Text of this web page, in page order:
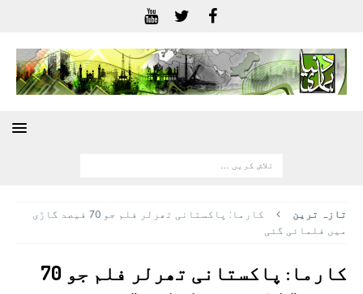
تازہ ترين
کارما: پاکستانی تھرلر فلم جو 70 فیصد گاڑی
میں فلمائی گئی
کارما: پاکستانی تھرلر فلم جو 70